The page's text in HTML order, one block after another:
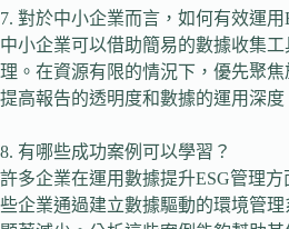
7. 對於中小企業而言，如何有效運用
中小企業可以借助簡易的數據收集
理。在資源有限的情況下，優先聚
提高報告的透明度和數據的運用深度
8. 有哪些成功案例可以學習？
許多企業在運用數據提升ESG管理
些企業通過建立數據驅動的環境管